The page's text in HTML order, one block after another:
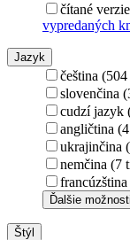
čítané
vypredaných
Jazyk
čeština
slovenčina
cudzí jazyk
angličtina
ukrajinčina
nemčina (7
Ďalšie možnosti
Štýl